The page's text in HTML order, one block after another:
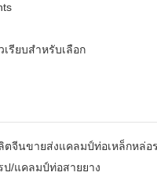
เรียบสำหรับเลือก
ตจีนขายส่งแคลมป์ท่อเหล็กหล่อ
ป/แคลมป์ท่อสายยาง